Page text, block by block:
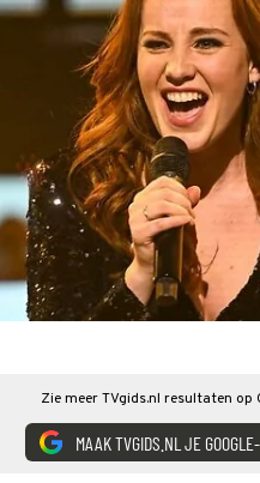
Zie meer TVgids.nl resultaten op
MAAK TVGIDS.NL JE